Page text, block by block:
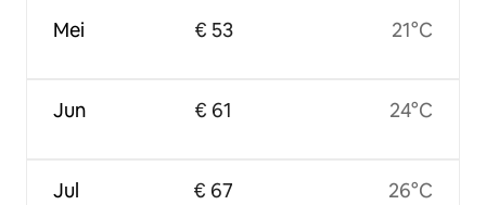
Mei
Jun
Jul
€ 53
€ 61
€ 67
21°C
24°C
26°C